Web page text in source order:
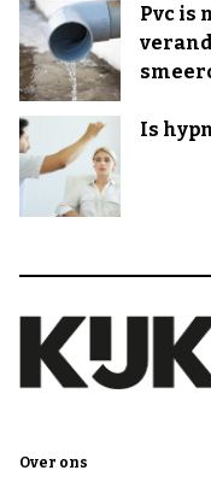
Pvc is
Is
Over ons